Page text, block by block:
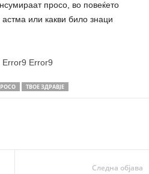
просо, во повеќето
или какви било знаци
Error9 Error9
ТВОЕ ЗДРАВЈЕ
Следна објава